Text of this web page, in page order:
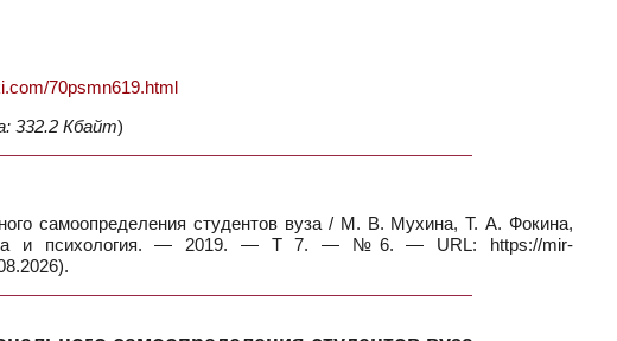
70psmn619.html
332.2 Кбайт)
самоопределения студентов вуза / М. В. Мухина, Т. А. Фокина,
и психология. — 2019. — Т 7. — №6. — URL: https://mir-